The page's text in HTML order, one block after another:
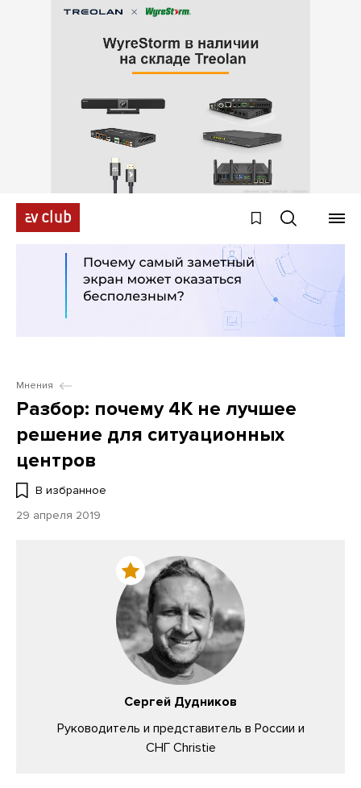
Мнения
Разбор: почему 4К не лучшее
решение для ситуационных
центров
В избранное
29 апреля 2019
Сергей Дудников
Руководитель и представитель в России и
СНГ Christie